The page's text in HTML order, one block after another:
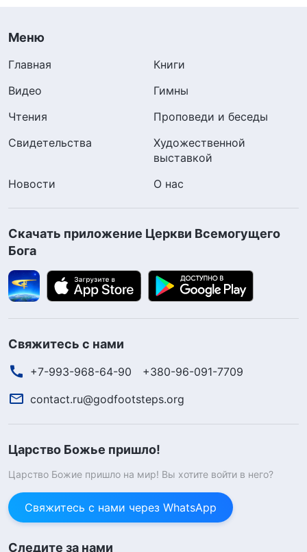
Меню
Главная
Книги
Видео
Гимны
Чтения
Проповеди и беседы
Свидетельства
Художественной
выставкой
Новости
О нас
Скачать приложение Церкви Всемогущего
Бога
Свяжитесь с нами
+7-993-968-64-90
+380-96-091-7709
contact.ru@godfootsteps.org
Царство Божье пришло!
Царство Божие пришло на мир! Вы хотите войти в него?
Свяжитесь с нами через WhatsApp
Следите за нами